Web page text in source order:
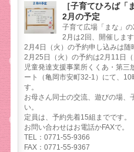
［子育てひろば「
2月の予定
子育て広場「まな」の
2月は2回、開催します
2月4日（火）の予約申し込みは随
2月25日（火）の予約は2月11日（
児童発達支援事業所くくあ・第三
ート（亀岡市安町32-1）にて、
す。
お母さん同士の交流、遊びの場、
い。
定員は、予約先着15組までです。
お問い合わせはお電話かFAXで。
TEL：0771-55-9366
FAX：0771-55-9367